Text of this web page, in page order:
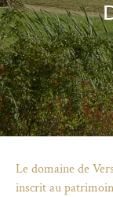
Le domaine de
inscrit au